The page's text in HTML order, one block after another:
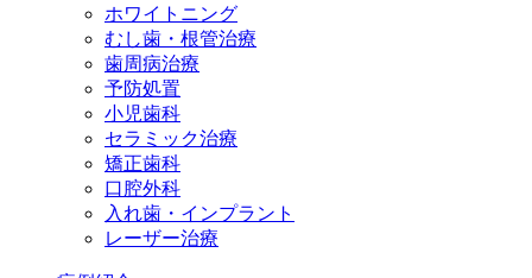
ホワイトニング
むし歯・根管治療
歯周病治療
予防処置
小児歯科
セラミック治療
矯正歯科
口腔外科
入れ歯・インプラント
レーザー治療